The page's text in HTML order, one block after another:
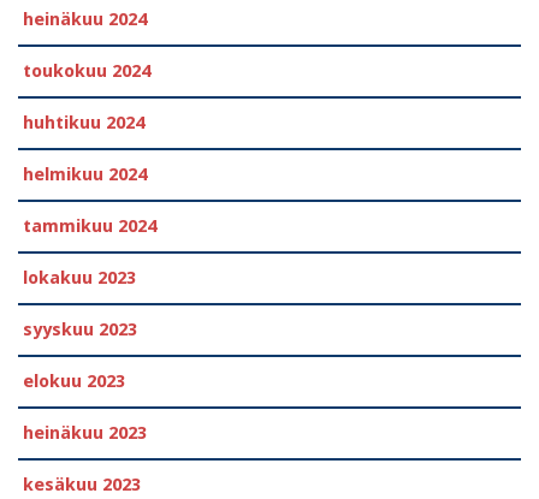
heinäkuu 2024
toukokuu 2024
huhtikuu 2024
helmikuu 2024
tammikuu 2024
lokakuu 2023
syyskuu 2023
elokuu 2023
heinäkuu 2023
kesäkuu 2023